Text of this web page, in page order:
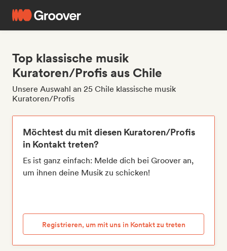
Top klassische musik
Kuratoren/Profis aus Chile
Unsere Auswahl an 25 Chile klassische musik
Kuratoren/Profis
Möchtest du mit diesen Kuratoren/Profis
in Kontakt treten?
Es ist ganz einfach: Melde dich bei Groover an,
um ihnen deine Musik zu schicken!
Registrieren, um mit uns in Kontakt zu treten